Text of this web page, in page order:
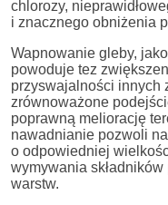
chlorozy,
i znacznego obniżenia
Wapnowanie gleby,
powoduje tez
przyswajalności innych
zrównoważone
poprawną meliorację
nawadnianie pozwoli
o odpowiedniej
wymywania
warstw.